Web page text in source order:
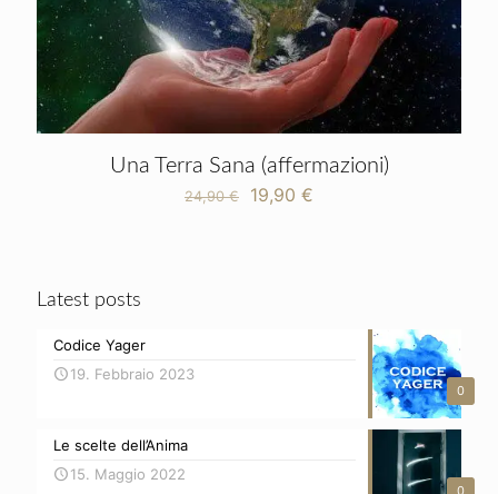
Una Terra Sana (affermazioni)
24,90€
Il
19,90 €
Latest posts
0
Codice Yager
19. Febbraio 2023
0
Le scelte dell’Anima
15. Maggio 2022